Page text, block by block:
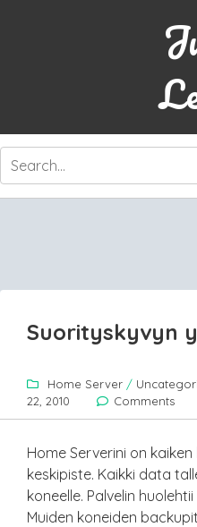
SKIP
CONTENT
Suorityskyvyn
Home Server /
22, 2010
Comments
Home Serverini on
keskipiste. Kaikki data
koneelle. Palvelin
Muiden koneiden